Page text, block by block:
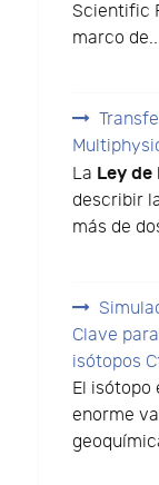
Scientific
marco
La Ley
describir
más de
Clave
isótopos
El isótopo
enorme